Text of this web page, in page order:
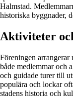
Halmstad.
historiska byggnader,
Aktiviteter
Föreningen
både medlemmar och
och guidade turer till
populära och lockar
stadens historia och